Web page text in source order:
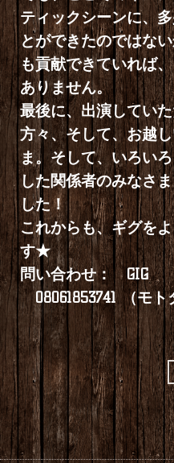
ティックシーンに、
とができたのではな
も貢献できていれば
ありません。
最後に、出演してい
方々、そして、お越
ま。そして、いろい
した関係者のみなさ
した！
これからも、ギグを
す★
問い合わせ：
08061853741 （モト